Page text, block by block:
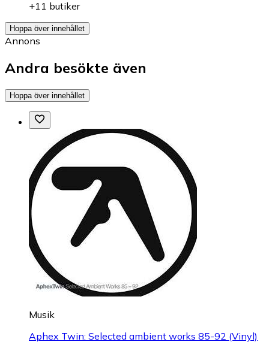
+11 butiker
Hoppa över innehållet
Annons
Andra besökte även
Hoppa över innehållet
Musik
Aphex Twin: Selected ambient works 85-92 (Vinyl)